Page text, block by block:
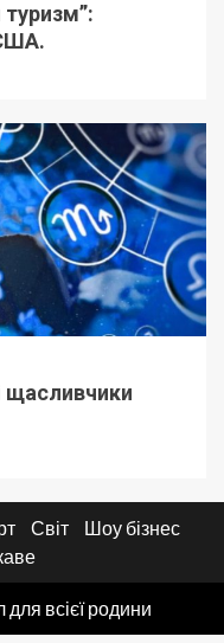
щасливчики
Світ
Шоу бізнес
всієї родини